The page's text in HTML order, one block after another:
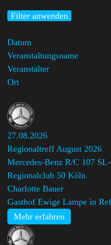
Filter anwenden
Datum
Veranstaltungsname
Veranstalter
Ort
27.08.2026
Regionaltreff August 2026
Mercedes-Benz R/C 107
Regionalclub 50 Köln
Charlotte Bauer
Gasthof Ewige Lampe in
Mehr erfahren